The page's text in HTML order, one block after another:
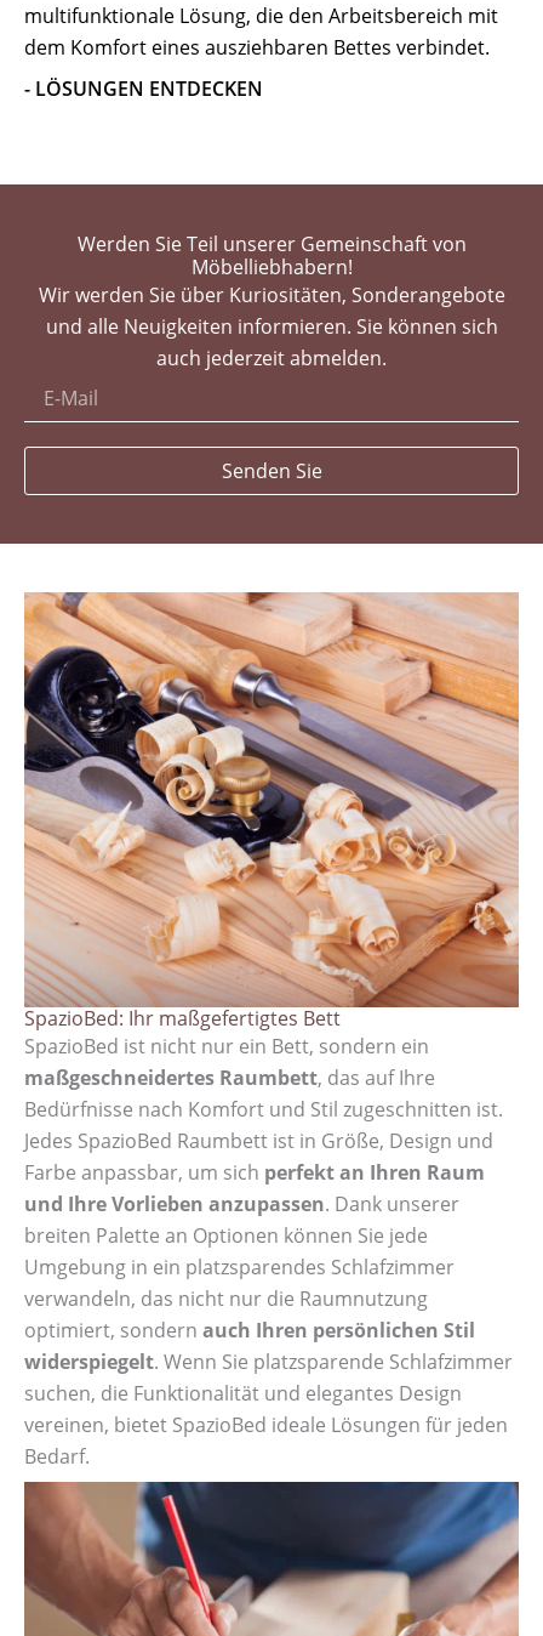
multifunktionale Lösung, die den Arbeitsbereich mit
dem Komfort eines ausziehbaren Bettes verbindet.
- LÖSUNGEN ENTDECKEN
Werden Sie Teil unserer Gemeinschaft von
Möbelliebhabern!
Wir werden Sie über Kuriositäten, Sonderangebote
und alle Neuigkeiten informieren. Sie können sich
auch jederzeit abmelden.
Senden Sie
SpazioBed: Ihr maßgefertigtes Bett
SpazioBed ist nicht nur ein Bett, sondern ein
maßgeschneidertes Raumbett, das auf Ihre
Bedürfnisse nach Komfort und Stil zugeschnitten ist.
Jedes SpazioBed Raumbett ist in Größe, Design und
Farbe anpassbar, um sich perfekt an Ihren Raum
und Ihre Vorlieben anzupassen. Dank unserer
breiten Palette an Optionen können Sie jede
Umgebung in ein platzsparendes Schlafzimmer
verwandeln, das nicht nur die Raumnutzung
optimiert, sondern auch Ihren persönlichen Stil
widerspiegelt. Wenn Sie platzsparende Schlafzimmer
suchen, die Funktionalität und elegantes Design
vereinen, bietet SpazioBed ideale Lösungen für jeden
Bedarf.